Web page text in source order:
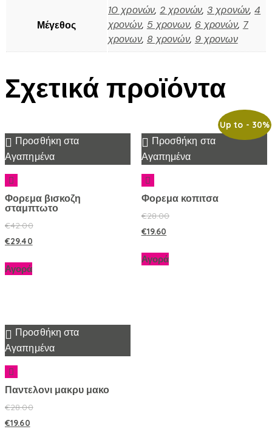
Μέγεθος
10 χρονών,2 χρονών,3 χρονών,4
χρονών, 5 χρονων, 6 χρονών, 7
χρονων, 8 χρονών, 9 χρονων
Σχετικά προϊόντα
Προσθήκη στα
Αγαπημένα
Φορεμα βισκοζη
σταμπτωτο
€42.00
€29.40
Αγορά
Up to - 30%
Προσθήκη στα
Αγαπημένα
Φορεμα κοπιτσα
€28.00
€19.60
Αγορά
Προσθήκη στα
Αγαπημένα
Παντελονι μακρυ μακο
€28.00
€19.60